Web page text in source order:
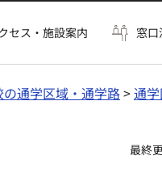
セス・施設案内 窓
通学区域・通学路>通
最終